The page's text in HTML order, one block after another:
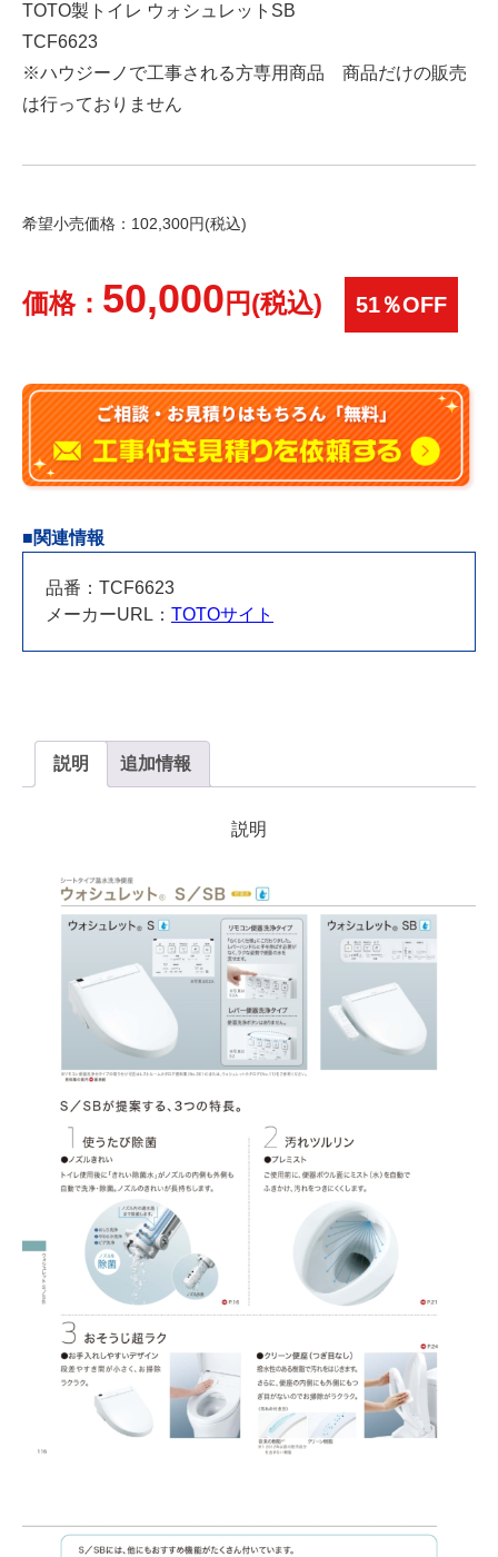
TOTO製トイレ ウォシュレットSB
TCF6623
※ハウジーノで工事される方専用商品 商品だけの販売
は行っておりません
希望小売価格：102,300円(税込)
価格： 50,000 円(税込) 51％OFF
■関連情報
品番：TCF6623
メーカーURL： TOTOサイト
説明 追加情報
説明